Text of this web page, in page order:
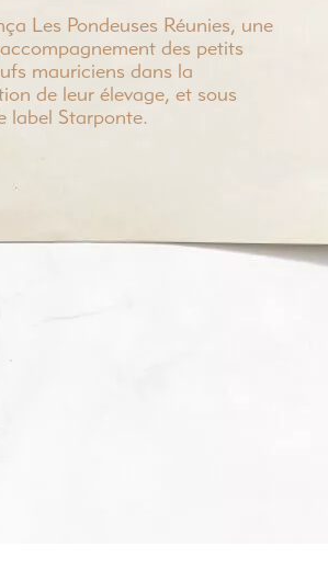
Les Pondeuses Réunies, une
des petits
mauriciens dans la
de leur élevage, et sous
label Starponte.